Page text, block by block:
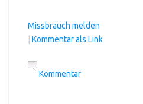
Missbrauch melden
Kommentar als Link
Kommentar